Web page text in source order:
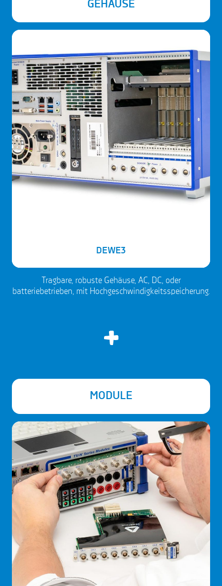
GEHÄUSE
DEWE3
Tragbare, robuste Gehäuse, AC, DC, oder
batteriebetrieben, mit Hochgeschwindigkeitsspeicherung.
MODULE